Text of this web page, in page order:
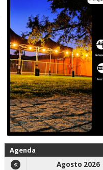
Agenda
Agosto 2026